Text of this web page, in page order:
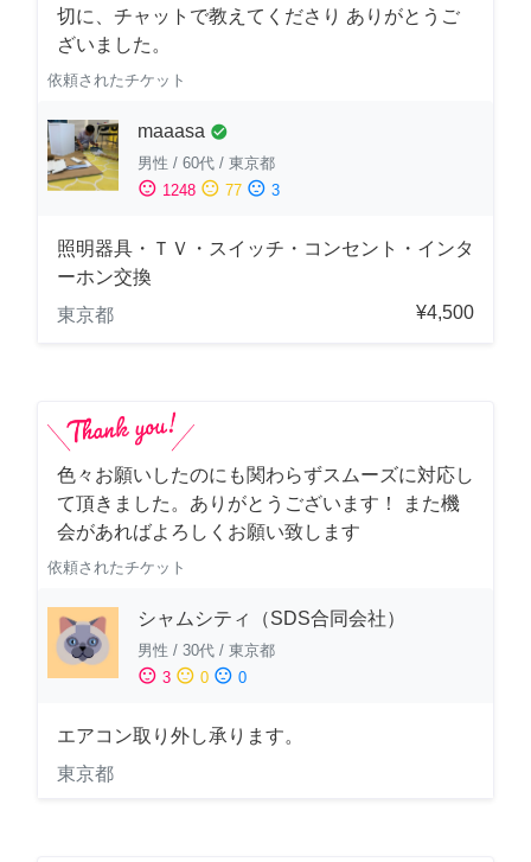
切に、チャットで教えてくださり ありがとうご
ざいました。
依頼されたチケット
maaasa check_circle
男性 / 60代 / 東京都
sentiment_satisfied 1248 sentiment_neutral 77 sentiment_dissatisfied 3
照明器具・ＴＶ・スイッチ・コンセント・インタ
ーホン交換
東京都
¥4,500
色々お願いしたのにも関わらずスムーズに対応し
て頂きました。ありがとうございます！ また機
会があればよろしくお願い致します
依頼されたチケット
シャムシティ（SDS合同会社）
男性 / 30代 / 東京都
sentiment_satisfied 3 sentiment_neutral 0 sentiment_dissatisfied 0
エアコン取り外し承ります。
東京都